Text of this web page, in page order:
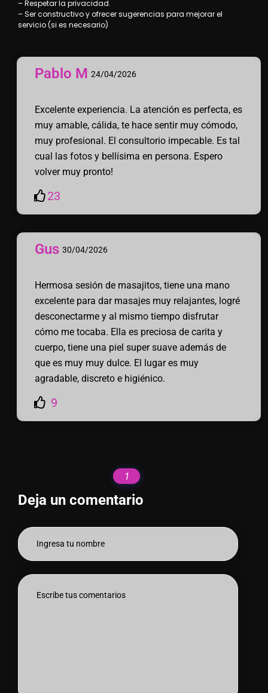
– Respetar la privacidad.
– Ser constructivo y ofrecer sugerencias para mejorar el
servicio (si es necesario)
Gus 30/04/2026
Hermosa sesión de masajitos, tiene una mano
excelente para dar masajes muy relajantes, logré
desconectarme y al mismo tiempo disfrutar
cómo me tocaba. Ella es preciosa de carita y
cuerpo, tiene una piel super suave además de
que es muy muy dulce. El lugar es muy
agradable, discreto e higiénico.
9
Pablo M 24/04/2026
Excelente experiencia. La atención es perfecta, es
muy amable, cálida, te hace sentir muy cómodo,
muy profesional. El consultorio impecable. Es tal
cual las fotos y bellísima en persona. Espero
volver muy pronto!
23
1
Deja un comentario